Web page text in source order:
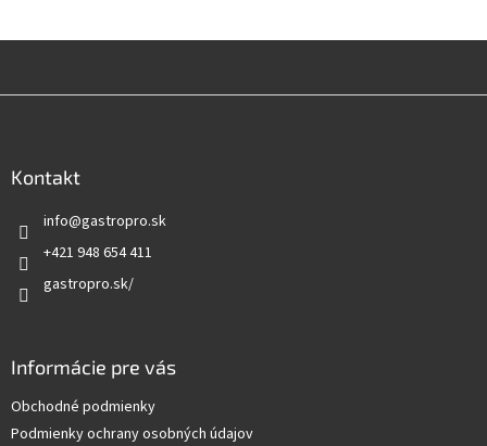
Kontakt
info@gastropro.sk
+421 948 654 411
gastropro.sk/
Informácie pre vás
Obchodné podmienky
Podmienky ochrany osobných údajov